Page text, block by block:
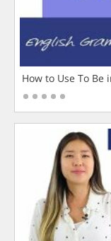
How to Use To Be